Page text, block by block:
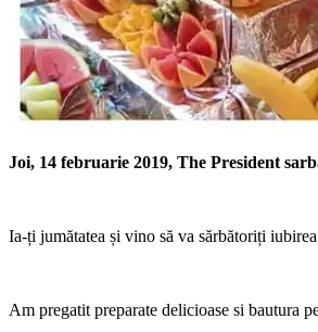
Joi, 14 februarie 2019, The President
Ia-ți jumătatea și vino să va sărbătoriți
Am pregatit preparate delicioase si bautura